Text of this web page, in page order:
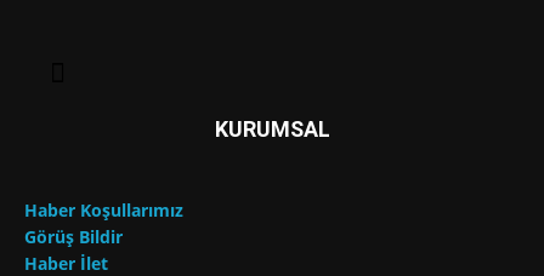
KURUMSAL
Haber Koşullarımız
Görüş Bildir
Haber İlet